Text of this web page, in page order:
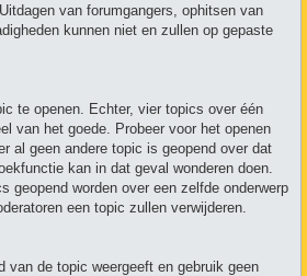
van forumgangers, ophitsen van
kunnen niet en zullen op gepaste
te openen. Echter, vier topics over één
van het goede. Probeer voor het openen
al geen andere topic is geopend over dat
kan in dat geval wonderen doen.
geopend worden over een zelfde onderwerp
een topic zullen verwijderen.
van de topic weergeeft en gebruik geen